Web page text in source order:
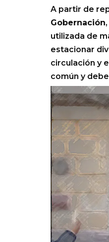
A partir de
Gobernación
utilizada de
estacionar
circulación y
común y